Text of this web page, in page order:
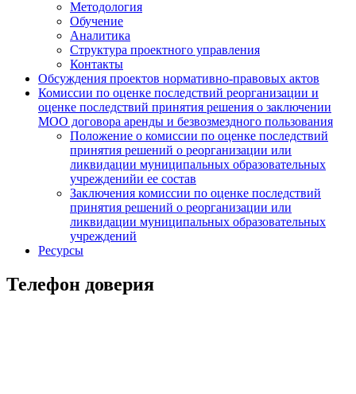
Методология
Обучение
Аналитика
Структура проектного управления
Контакты
Обсуждения проектов нормативно-правовых актов
Комиссии по оценке последствий реорганизации и
оценке последствий принятия решения о заключении
МОО договора аренды и безвозмездного пользования
Положение о комиссии по оценке последствий
принятия решений о реорганизации или
ликвидации муниципальных образовательных
учрежденийи ее состав
Заключения комиссии по оценке последствий
принятия решений о реорганизации или
ликвидации муниципальных образовательных
учреждений
Ресурсы
Телефон доверия